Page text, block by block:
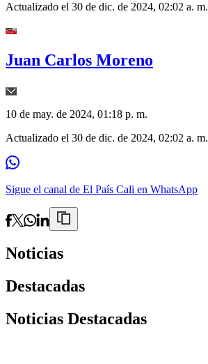
Actualizado el 30 de dic. de 2024, 02:02 a. m.
Juan Carlos Moreno
10 de may. de 2024, 01:18 p. m.
Actualizado el 30 de dic. de 2024, 02:02 a. m.
Sigue el canal de El País Cali en WhatsApp
Noticias
Destacadas
Noticias Destacadas